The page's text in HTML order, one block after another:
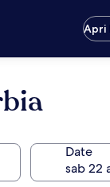
Apri
Date